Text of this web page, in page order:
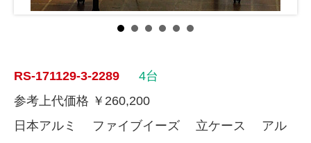
RS-171129-3-2289
4台
参考上代価格 ￥260,200
日本アルミ ファイブイーズ 立ケース アル